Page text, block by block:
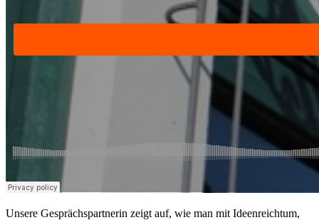
Unsere Gesprächspartnerin zeigt auf, wie man mit Ideenreichtum,